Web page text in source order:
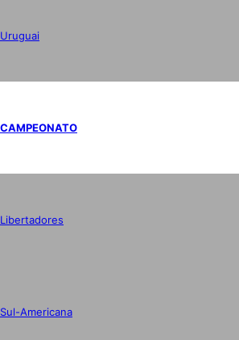
Uruguai
CAMPEONATO
Libertadores
Sul-Americana